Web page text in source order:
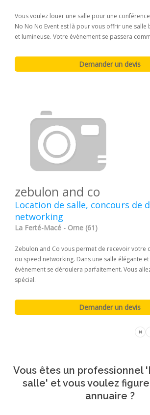
Vous voulez louer une salle pour une
No No No Event est là pour vous offrir une salle
et lumineuse. Votre évènement se passera
zebulon and co
Location de salle, concours de
networking
La Ferté-Macé - Orne (61)
Zebulon and Co vous permet de recevoir votre
ou speed networking. Dans une salle élégante
évènement se déroulera parfaitement. Vous
spécial.
Vous êtes un professionnel
salle' et vous voulez
annuaire ?